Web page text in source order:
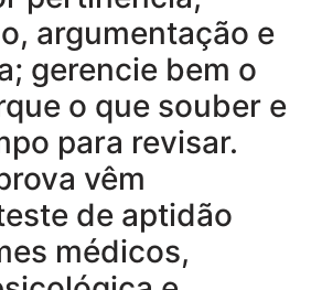
argumentação e
gerencie bem o
o que souber e
para revisar.
vêm
de aptidão
médicos,